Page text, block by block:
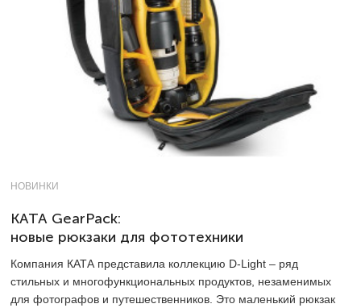
НОВИНКИ
КАТА GearPack:
новые рюкзаки для фототехники
Компания КАТА представила коллекцию D-Light – ряд
стильных и многофункциональных продуктов, незаменимых
для фотографов и путешественников. Это маленький рюкзак